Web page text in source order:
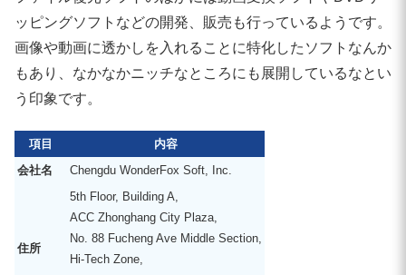
ッピングソフトなどの開発、販売も行っているようです。
画像や動画に透かしを入れることに特化したソフトなんか
もあり、なかなかニッチなところにも展開しているなとい
う印象です。
項目
内容
会社名
Chengdu WonderFox Soft, Inc.
住所
5th Floor, Building A,
ACC Zhonghang City Plaza,
No. 88 Fucheng Ave Middle Section,
Hi-Tech Zone,